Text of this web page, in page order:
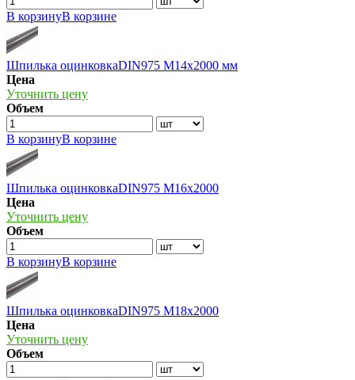
В корзинуВ корзине
Шпилька оцинковкаDIN975 М14х2000 мм
Цена
Уточнить цену
Объем
В корзинуВ корзине
Шпилька оцинковкаDIN975 М16х2000
Цена
Уточнить цену
Объем
В корзинуВ корзине
Шпилька оцинковкаDIN975 М18х2000
Цена
Уточнить цену
Объем